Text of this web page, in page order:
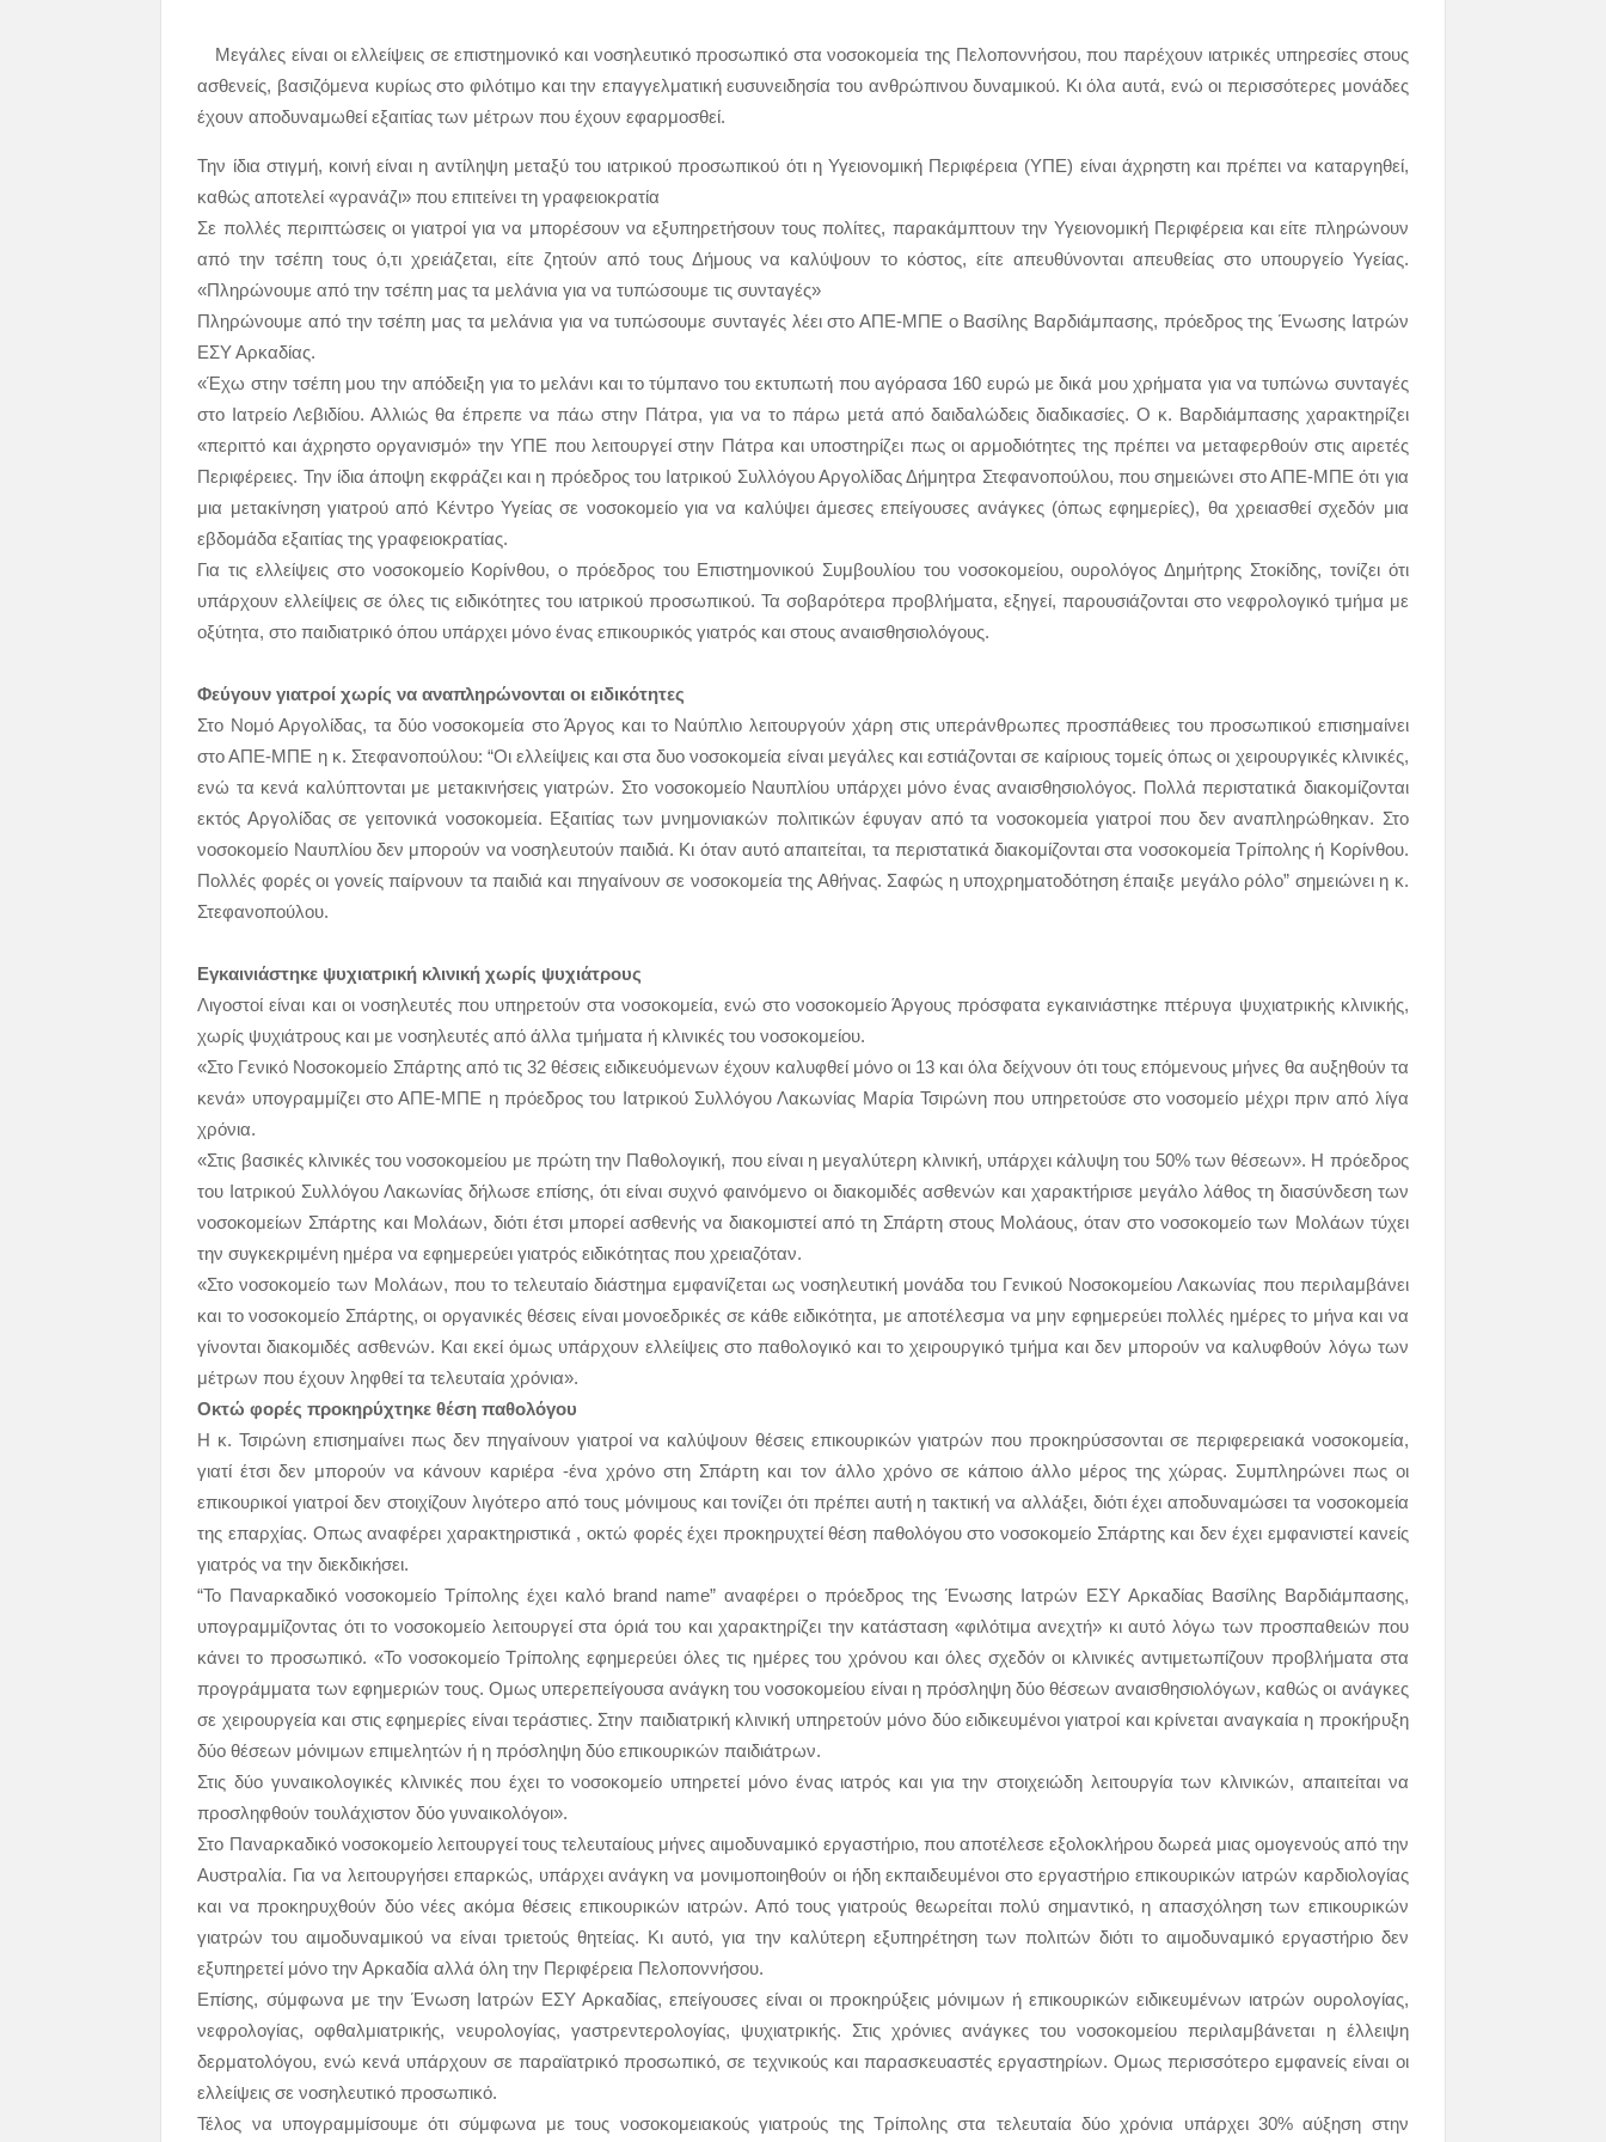
Μεγάλες είναι οι ελλείψεις σε επιστημονικό και νοσηλευτικό προσωπικό στα νοσοκομεία της Πελοποννήσου, που παρέχουν ιατρικές υπηρεσίες στους
ασθενείς, βασιζόμενα κυρίως στο φιλότιμο και την επαγγελματική ευσυνειδησία του ανθρώπινου δυναμικού. Κι όλα αυτά, ενώ οι περισσότερες μονάδες
έχουν αποδυναμωθεί εξαιτίας των μέτρων που έχουν εφαρμοσθεί.
Την ίδια στιγμή, κοινή είναι η αντίληψη μεταξύ του ιατρικού προσωπικού ότι η Υγειονομική Περιφέρεια (ΥΠΕ) είναι άχρηστη και πρέπει να καταργηθεί,
καθώς αποτελεί «γρανάζι» που επιτείνει τη γραφειοκρατία
Σε πολλές περιπτώσεις οι γιατροί για να μπορέσουν να εξυπηρετήσουν τους πολίτες, παρακάμπτουν την Υγειονομική Περιφέρεια και είτε πληρώνουν
από την τσέπη τους ό,τι χρειάζεται, είτε ζητούν από τους Δήμους να καλύψουν το κόστος, είτε απευθύνονται απευθείας στο υπουργείο Υγείας.
«Πληρώνουμε από την τσέπη μας τα μελάνια για να τυπώσουμε τις συνταγές»
Πληρώνουμε από την τσέπη μας τα μελάνια για να τυπώσουμε συνταγές λέει στο ΑΠΕ-ΜΠΕ ο Βασίλης Βαρδιάμπασης, πρόεδρος της Ένωσης Ιατρών
ΕΣΥ Αρκαδίας.
«Έχω στην τσέπη μου την απόδειξη για το μελάνι και το τύμπανο του εκτυπωτή που αγόρασα 160 ευρώ με δικά μου χρήματα για να τυπώνω συνταγές
στο Ιατρείο Λεβιδίου. Αλλιώς θα έπρεπε να πάω στην Πάτρα, για να το πάρω μετά από δαιδαλώδεις διαδικασίες. Ο κ. Βαρδιάμπασης χαρακτηρίζει
«περιττό και άχρηστο οργανισμό» την ΥΠΕ που λειτουργεί στην Πάτρα και υποστηρίζει πως οι αρμοδιότητες της πρέπει να μεταφερθούν στις αιρετές
Περιφέρειες. Την ίδια άποψη εκφράζει και η πρόεδρος του Ιατρικού Συλλόγου Αργολίδας Δήμητρα Στεφανοπούλου, που σημειώνει στο ΑΠΕ-ΜΠΕ ότι για
μια μετακίνηση γιατρού από Κέντρο Υγείας σε νοσοκομείο για να καλύψει άμεσες επείγουσες ανάγκες (όπως εφημερίες), θα χρειασθεί σχεδόν μια
εβδομάδα εξαιτίας της γραφειοκρατίας.
Για τις ελλείψεις στο νοσοκομείο Κορίνθου, ο πρόεδρος του Επιστημονικού Συμβουλίου του νοσοκομείου, ουρολόγος Δημήτρης Στοκίδης, τονίζει ότι
υπάρχουν ελλείψεις σε όλες τις ειδικότητες του ιατρικού προσωπικού. Τα σοβαρότερα προβλήματα, εξηγεί, παρουσιάζονται στο νεφρολογικό τμήμα με
οξύτητα, στο παιδιατρικό όπου υπάρχει μόνο ένας επικουρικός γιατρός και στους αναισθησιολόγους.
Φεύγουν γιατροί χωρίς να αναπληρώνονται οι ειδικότητες
Στο Νομό Αργολίδας, τα δύο νοσοκομεία στο Άργος και το Ναύπλιο λειτουργούν χάρη στις υπεράνθρωπες προσπάθειες του προσωπικού επισημαίνει
στο ΑΠΕ-ΜΠΕ η κ. Στεφανοπούλου: “Οι ελλείψεις και στα δυο νοσοκομεία είναι μεγάλες και εστιάζονται σε καίριους τομείς όπως οι χειρουργικές κλινικές,
ενώ τα κενά καλύπτονται με μετακινήσεις γιατρών. Στο νοσοκομείο Ναυπλίου υπάρχει μόνο ένας αναισθησιολόγος. Πολλά περιστατικά διακομίζονται
εκτός Αργολίδας σε γειτονικά νοσοκομεία. Εξαιτίας των μνημονιακών πολιτικών έφυγαν από τα νοσοκομεία γιατροί που δεν αναπληρώθηκαν. Στο
νοσοκομείο Ναυπλίου δεν μπορούν να νοσηλευτούν παιδιά. Κι όταν αυτό απαιτείται, τα περιστατικά διακομίζονται στα νοσοκομεία Τρίπολης ή Κορίνθου.
Πολλές φορές οι γονείς παίρνουν τα παιδιά και πηγαίνουν σε νοσοκομεία της Αθήνας. Σαφώς η υποχρηματοδότηση έπαιξε μεγάλο ρόλο” σημειώνει η κ.
Στεφανοπούλου.
Εγκαινιάστηκε ψυχιατρική κλινική χωρίς ψυχιάτρους
Λιγοστοί είναι και οι νοσηλευτές που υπηρετούν στα νοσοκομεία, ενώ στο νοσοκομείο Άργους πρόσφατα εγκαινιάστηκε πτέρυγα ψυχιατρικής κλινικής,
χωρίς ψυχιάτρους και με νοσηλευτές από άλλα τμήματα ή κλινικές του νοσοκομείου.
«Στο Γενικό Νοσοκομείο Σπάρτης από τις 32 θέσεις ειδικευόμενων έχουν καλυφθεί μόνο οι 13 και όλα δείχνουν ότι τους επόμενους μήνες θα αυξηθούν τα
κενά» υπογραμμίζει στο ΑΠΕ-ΜΠΕ η πρόεδρος του Ιατρικού Συλλόγου Λακωνίας Μαρία Τσιρώνη που υπηρετούσε στο νοσομείο μέχρι πριν από λίγα
χρόνια.
«Στις βασικές κλινικές του νοσοκομείου με πρώτη την Παθολογική, που είναι η μεγαλύτερη κλινική, υπάρχει κάλυψη του 50% των θέσεων». Η πρόεδρος
του Ιατρικού Συλλόγου Λακωνίας δήλωσε επίσης, ότι είναι συχνό φαινόμενο οι διακομιδές ασθενών και χαρακτήρισε μεγάλο λάθος τη διασύνδεση των
νοσοκομείων Σπάρτης και Μολάων, διότι έτσι μπορεί ασθενής να διακομιστεί από τη Σπάρτη στους Μολάους, όταν στο νοσοκομείο των Μολάων τύχει
την συγκεκριμένη ημέρα να εφημερεύει γιατρός ειδικότητας που χρειαζόταν.
«Στο νοσοκομείο των Μολάων, που το τελευταίο διάστημα εμφανίζεται ως νοσηλευτική μονάδα του Γενικού Νοσοκομείου Λακωνίας που περιλαμβάνει
και το νοσοκομείο Σπάρτης, οι οργανικές θέσεις είναι μονοεδρικές σε κάθε ειδικότητα, με αποτέλεσμα να μην εφημερεύει πολλές ημέρες το μήνα και να
γίνονται διακομιδές ασθενών. Και εκεί όμως υπάρχουν ελλείψεις στο παθολογικό και το χειρουργικό τμήμα και δεν μπορούν να καλυφθούν λόγω των
μέτρων που έχουν ληφθεί τα τελευταία χρόνια».
Οκτώ φορές προκηρύχτηκε θέση παθολόγου
Η κ. Τσιρώνη επισημαίνει πως δεν πηγαίνουν γιατροί να καλύψουν θέσεις επικουρικών γιατρών που προκηρύσσονται σε περιφερειακά νοσοκομεία,
γιατί έτσι δεν μπορούν να κάνουν καριέρα -ένα χρόνο στη Σπάρτη και τον άλλο χρόνο σε κάποιο άλλο μέρος της χώρας. Συμπληρώνει πως οι
επικουρικοί γιατροί δεν στοιχίζουν λιγότερο από τους μόνιμους και τονίζει ότι πρέπει αυτή η τακτική να αλλάξει, διότι έχει αποδυναμώσει τα νοσοκομεία
της επαρχίας. Οπως αναφέρει χαρακτηριστικά , οκτώ φορές έχει προκηρυχτεί θέση παθολόγου στο νοσοκομείο Σπάρτης και δεν έχει εμφανιστεί κανείς
γιατρός να την διεκδικήσει.
“Το Παναρκαδικό νοσοκομείο Τρίπολης έχει καλό brand name” αναφέρει ο πρόεδρος της Ένωσης Ιατρών ΕΣΥ Αρκαδίας Βασίλης Βαρδιάμπασης,
υπογραμμίζοντας ότι το νοσοκομείο λειτουργεί στα όριά του και χαρακτηρίζει την κατάσταση «φιλότιμα ανεχτή» κι αυτό λόγω των προσπαθειών που
κάνει το προσωπικό. «Το νοσοκομείο Τρίπολης εφημερεύει όλες τις ημέρες του χρόνου και όλες σχεδόν οι κλινικές αντιμετωπίζουν προβλήματα στα
προγράμματα των εφημεριών τους. Ομως υπερεπείγουσα ανάγκη του νοσοκομείου είναι η πρόσληψη δύο θέσεων αναισθησιολόγων, καθώς οι ανάγκες
σε χειρουργεία και στις εφημερίες είναι τεράστιες. Στην παιδιατρική κλινική υπηρετούν μόνο δύο ειδικευμένοι γιατροί και κρίνεται αναγκαία η προκήρυξη
δύο θέσεων μόνιμων επιμελητών ή η πρόσληψη δύο επικουρικών παιδιάτρων.
Στις δύο γυναικολογικές κλινικές που έχει το νοσοκομείο υπηρετεί μόνο ένας ιατρός και για την στοιχειώδη λειτουργία των κλινικών, απαιτείται να
προσληφθούν τουλάχιστον δύο γυναικολόγοι».
Στο Παναρκαδικό νοσοκομείο λειτουργεί τους τελευταίους μήνες αιμοδυναμικό εργαστήριο, που αποτέλεσε εξολοκλήρου δωρεά μιας ομογενούς από την
Αυστραλία. Για να λειτουργήσει επαρκώς, υπάρχει ανάγκη να μονιμοποιηθούν οι ήδη εκπαιδευμένοι στο εργαστήριο επικουρικών ιατρών καρδιολογίας
και να προκηρυχθούν δύο νέες ακόμα θέσεις επικουρικών ιατρών. Από τους γιατρούς θεωρείται πολύ σημαντικό, η απασχόληση των επικουρικών
γιατρών του αιμοδυναμικού να είναι τριετούς θητείας. Κι αυτό, για την καλύτερη εξυπηρέτηση των πολιτών διότι το αιμοδυναμικό εργαστήριο δεν
εξυπηρετεί μόνο την Αρκαδία αλλά όλη την Περιφέρεια Πελοποννήσου.
Επίσης, σύμφωνα με την Ένωση Ιατρών ΕΣΥ Αρκαδίας, επείγουσες είναι οι προκηρύξεις μόνιμων ή επικουρικών ειδικευμένων ιατρών ουρολογίας,
νεφρολογίας, οφθαλμιατρικής, νευρολογίας, γαστρεντερολογίας, ψυχιατρικής. Στις χρόνιες ανάγκες του νοσοκομείου περιλαμβάνεται η έλλειψη
δερματολόγου, ενώ κενά υπάρχουν σε παραϊατρικό προσωπικό, σε τεχνικούς και παρασκευαστές εργαστηρίων. Ομως περισσότερο εμφανείς είναι οι
ελλείψεις σε νοσηλευτικό προσωπικό.
Τέλος να υπογραμμίσουμε ότι σύμφωνα με τους νοσοκομειακούς γιατρούς της Τρίπολης στα τελευταία δύο χρόνια υπάρχει 30% αύξηση στην